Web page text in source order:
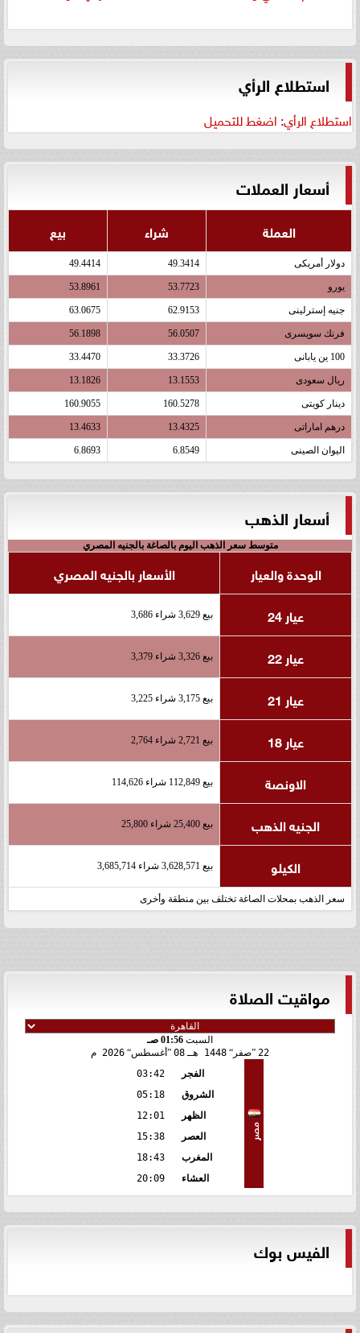
استطلاع الرأي
استطلاع الرأي: اضغط للتحميل
أسعار العملات
العملة شراء بيع
دولار أمريكى 49.3414
49.4414
يورو 53.7723
53.8961
جنيه إسترلينى 62.9153
63.0675
فرنك سويسرى 56.0507
56.1898
100 ين يابانى 33.3726
33.4470
ريال سعودى 13.1553
13.1826
دينار كويتى 160.5278
160.9055
درهم اماراتى 13.4325
13.4633
اليوان الصينى 6.8549
6.8693
أسعار الذهب
متوسط سعر الذهب اليوم بالصاغة بالجنيه المصري
الوحدة والعيار
الأسعار بالجنيه المصري
عيار 24
بيع 3,629 شراء 3,686
عيار 22 بيع 3,326 شراء 3,379
عيار 21 بيع 3,175 شراء 3,225
عيار 18 بيع 2,721 شراء 2,764
الاونصة بيع 112,849 شراء 114,626
الجنيه الذهب بيع 25,400 شراء 25,800
الكيلو بيع 3,628,571 شراء 3,685,714
سعر الذهب بمحلات الصاغة تختلف بين منطقة وأخرى
مواقيت الصلاة
السبت 01:56 صـ
22
صفر 1448 هـ 08 أغسطس 2026 م
مصر
الفجر
03:42
الشروق
05:18
الظهر
12:01
العصر
15:38
المغرب
18:43
العشاء
20:09
الفيس بوك